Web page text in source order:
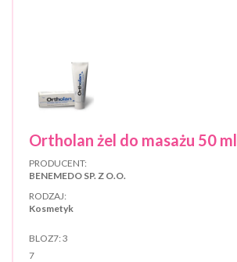
Ortholan żel do masażu 50 ml
PRODUCENT:
BENEMEDO SP. Z O.O.
RODZAJ:
Kosmetyk
BLOZ7: 3
7